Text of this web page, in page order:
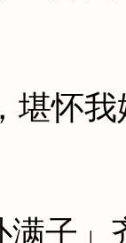
怀我
子」